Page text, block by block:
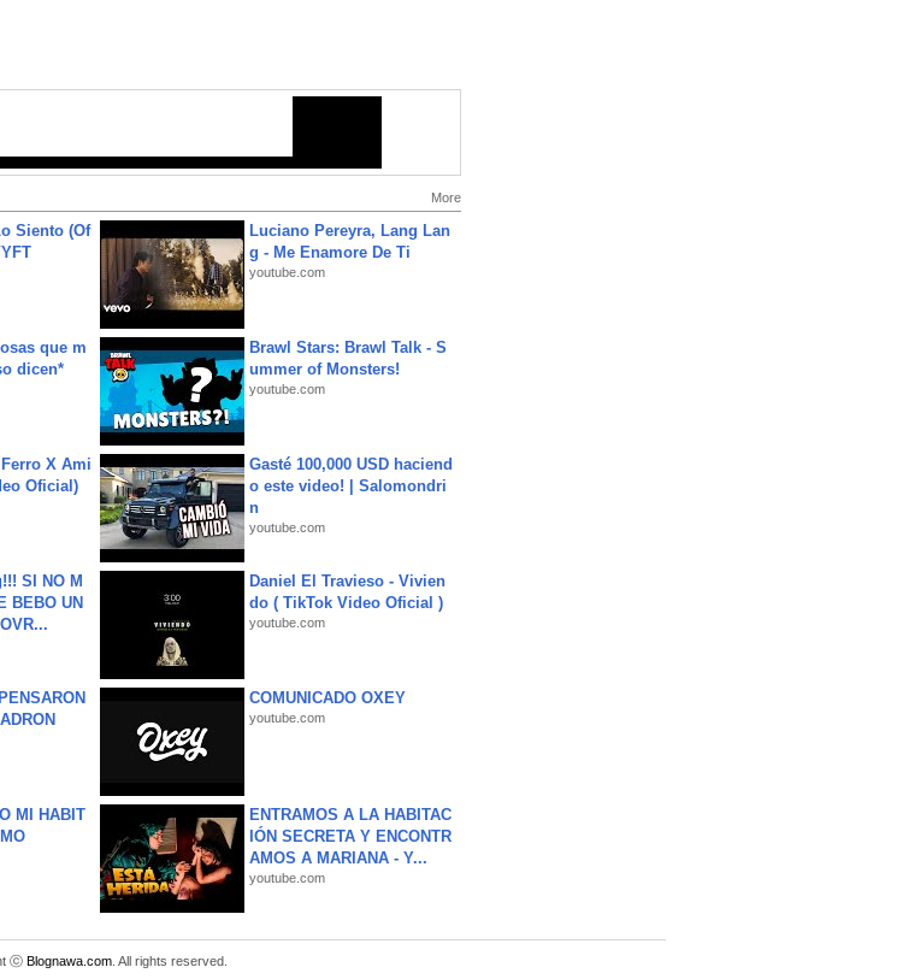
More
Siento (Of
Luciano Pereyra, Lang Lan
g - Me Enamore De Ti
youtube.com
que m
dicen*
Brawl Stars: Brawl Talk - S
ummer of Monsters!
youtube.com
X Ami
Oficial)
Gasté 100,000 USD haciend
o este video! | Salomondri
n
youtube.com
SI NO M
BEBO UN
Daniel El Travieso - Vivien
do ( TikTok Video Oficial )
youtube.com
COMUNICADO OXEY
youtube.com
MI HABIT
ENTRAMOS A LA HABITAC
IÓN SECRETA Y ENCONTR
AMOS A MARIANA - Y...
youtube.com
ⓒ Blognawa.com. All rights reserved.